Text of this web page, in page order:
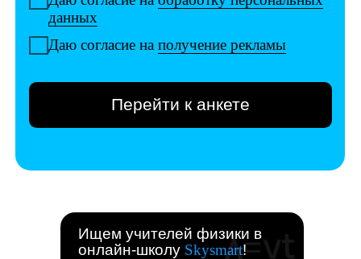
Ищем учителей физики в
онлайн-школу Skysmart!